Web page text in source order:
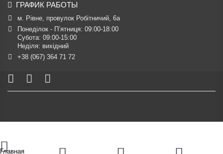
ГРАФИК РАБОТЫ
м. Рівне, провулок Робітничий, 6а
Понеділок - П’ятниця: 09:00-18:00
Субота: 09:00-15:00
Неділя: вихідний
+38 (067) 364 71 72
Главная